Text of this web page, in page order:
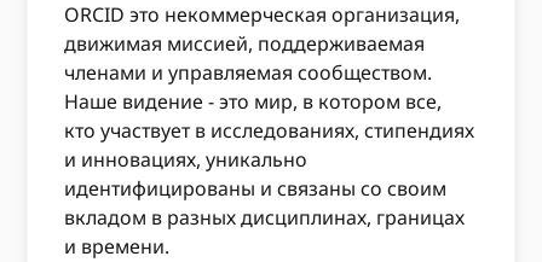
ORCID это некоммерческая организация,
движимая миссией, поддерживаемая
членами и управляемая сообществом.
Наше видение - это мир, в котором все,
кто участвует в исследованиях, стипендиях
и инновациях, уникально
идентифицированы и связаны со своим
вкладом в разных дисциплинах, границах
и времени.